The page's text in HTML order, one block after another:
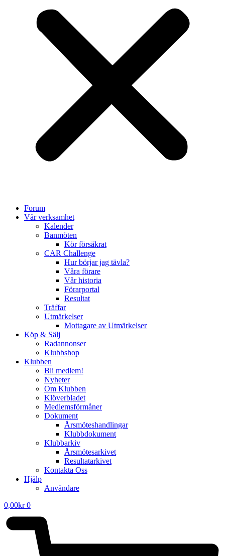
Forum
Vår verksamhet
Kalender
Banmöten
Kör försäkrat
CAR Challenge
Hur börjar jag tävla?
Våra förare
Vår historia
Förarportal
Resultat
Träffar
Utmärkelser
Mottagare av Utmärkelser
Köp & Sälj
Radannonser
Klubbshop
Klubben
Bli medlem!
Nyheter
Om Klubben
Klöverbladet
Medlemsförmåner
Dokument
Årsmöteshandlingar
Klubbdokument
Klubbarkiv
Årsmötesarkivet
Resultatarkivet
Kontakta Oss
Hjälp
Användare
0,00kr 0